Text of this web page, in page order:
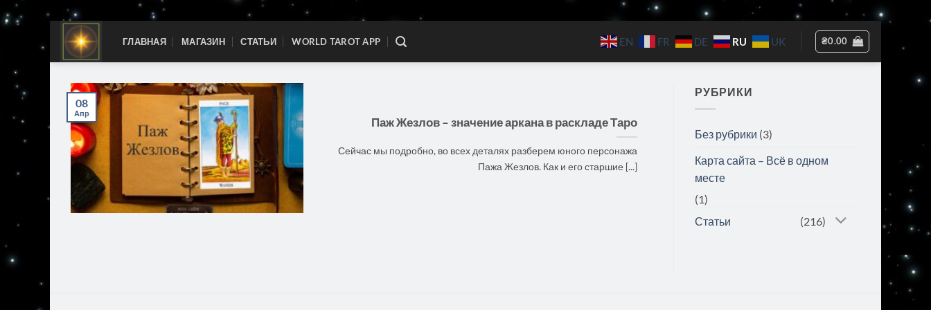
Skip
content
ГЛАВНАЯ МАГАЗИН СТАТЬИ WORLD TAROT APP EN FR DE RU UK ₴0.00
Паж Жезлов – значение аркана в раскладе Таро
Сейчас мы подробно, во всех деталях разберем юного персонажа
Пажа Жезлов. Как и его старшие [...]
08
Апр
РУБРИКИ
Без рубрики (3)
Карта сайта – Всё в одном
месте
(1)
Статьи
(216)